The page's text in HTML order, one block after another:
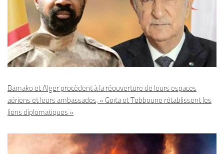
Bamako et Alger procèdent à la réouverture de leurs espaces
aériens et leurs ambassades, « Goïta et Tebboune rétablissent les
liens diplomatiques »